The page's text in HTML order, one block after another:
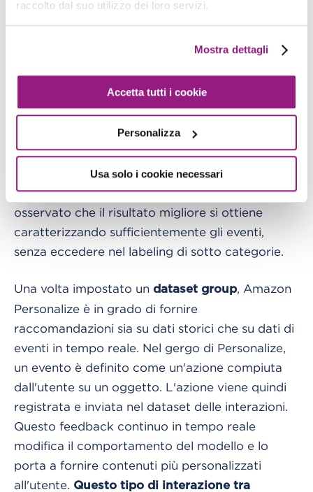
raccolto dal suo utilizzo dei loro servizi.
Mostra dettagli
Accetta tutti i cookie
Personalizza
Usa solo i cookie necessari
dati per avere le informazioni più rilevanti che
Amazon Personalize utilizzerà per addestrare il
suo modello e fornire raccomandazioni. Per
questo motivo, l'ultima parte della pipeline ETL
dovrebbe selezionare solo questo insieme di
feature prima di inviarle ad Amazon Personalize.
Il suggerimento è dinon entrare troppo nel
dettaglio delle categorizzazioni; abbiamo
osservato che il risultato migliore si ottiene
caratterizzando sufficientemente gli eventi,
senza eccedere nel labeling di sotto categorie.
Una volta impostato un dataset group, Amazon
Personalize è in grado di fornire
raccomandazioni sia su dati storici che su dati di
eventi in tempo reale. Nel gergo di Personalize,
un evento è definito come un'azione compiuta
dall'utente su un oggetto. L'azione viene quindi
registrata e inviata nel dataset delle interazioni.
Questo feedback continuo in tempo reale
modifica il comportamento del modello e lo
porta a fornire contenuti più personalizzati
all'utente. Questo tipo di interazione tra